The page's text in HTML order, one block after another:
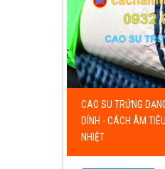
CAO SU TRỨNG
DÍNH - CÁCH ÂM
NHIỆT